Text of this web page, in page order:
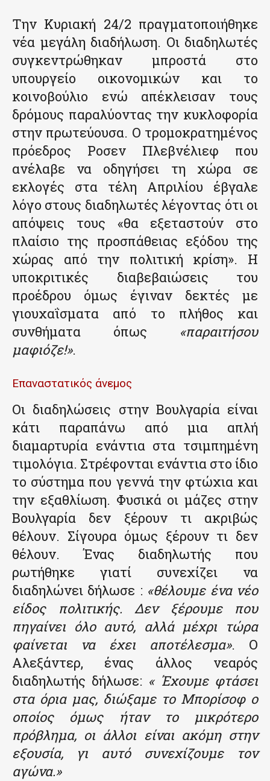
Την Κυριακή 24/2 πραγματοποιήθηκε
νέα μεγάλη διαδήλωση. Οι διαδηλωτές
συγκεντρώθηκαν μπροστά στο
υπουργείο οικονομικών και το
κοινοβούλιο ενώ απέκλεισαν τους
δρόμους παραλύοντας την κυκλοφορία
στην πρωτεύουσα. Ο τρομοκρατημένος
πρόεδρος Ροσεν Πλεβνέλιεφ που
ανέλαβε να οδηγήσει τη χώρα σε
εκλογές στα τέλη Απριλίου έβγαλε
λόγο στους διαδηλωτές λέγοντας ότι οι
απόψεις τους «θα εξεταστούν στο
πλαίσιο της προσπάθειας εξόδου της
χώρας από την πολιτική κρίση». Η
υποκριτικές διαβεβαιώσεις του
προέδρου όμως έγιναν δεκτές με
γιουχαΐσματα από το πλήθος και
συνθήματα όπως «παραιτήσου
μαφιόζε!».
Επαναστατικός άνεμος
Οι διαδηλώσεις στην Βουλγαρία είναι
κάτι παραπάνω από μια απλή
διαμαρτυρία ενάντια στα τσιμπημένη
τιμολόγια. Στρέφονται ενάντια στο ίδιο
το σύστημα που γεννά την φτώχια και
την εξαθλίωση. Φυσικά οι μάζες στην
Βουλγαρία δεν ξέρουν τι ακριβώς
θέλουν. Σίγουρα όμως ξέρουν τι δεν
θέλουν. Ένας διαδηλωτής που
ρωτήθηκε γιατί συνεχίζει να
διαδηλώνει δήλωσε : «θέλουμε ένα νέο
είδος πολιτικής. Δεν ξέρουμε που
πηγαίνει όλο αυτό, αλλά μέχρι τώρα
φαίνεται να έχει αποτέλεσμα». Ο
Αλεξάντερ, ένας άλλος νεαρός
διαδηλωτής δήλωσε: « Έχουμε φτάσει
στα όρια μας, διώξαμε το Μπορίσοφ ο
οποίος όμως ήταν το μικρότερο
πρόβλημα, οι άλλοι είναι ακόμη στην
εξουσία, γι αυτό συνεχίζουμε τον
αγώνα.»